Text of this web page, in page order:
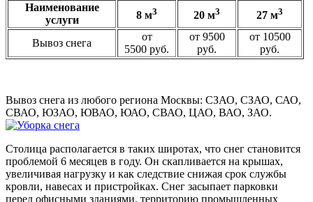
Наименование
услуги
8 м3 20 м3 27 м3
Вывоз снега
от
5500 руб.
от 9500
руб.
от 10500
руб.
Вывоз снега из любого региона Москвы: СЗАО, СЗАО, САО,
СВАО, ЮЗАО, ЮВАО, ЮАО, СВАО, ЦАО, ВАО, ЗАО.
Столица располагается в таких широтах, что снег становится
проблемой 6 месяцев в году. Он скапливается на крышах,
увеличивая нагрузку и как следствие снижая срок службы
кровли, навесах и пристройках. Снег засыпает парковки
перед офисными зданиями, территорию промышленных